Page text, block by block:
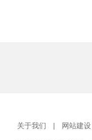
关于我们 | 网站建设